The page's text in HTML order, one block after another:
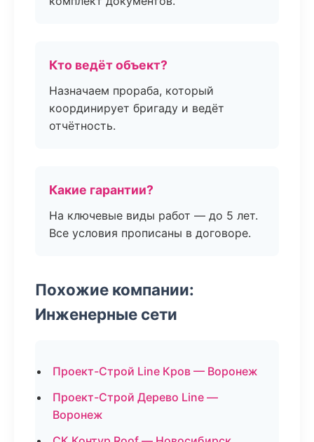
Кто ведёт объект?
Назначаем прораба, который
координирует бригаду и ведёт
отчётность.
Какие гарантии?
На ключевые виды работ — до 5 лет.
Все условия прописаны в договоре.
Похожие компании:
Инженерные сети
Проект-Строй Line Кров — Воронеж
Проект-Строй Дерево Line —
Воронеж